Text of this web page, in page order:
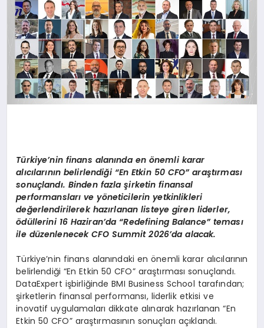
Türkiye’nin finans alanında en önemli karar
alıcılarının belirlendiği “En Etkin 50 CFO” araştırması
sonuçlandı. Binden fazla şirketin finansal
performansları ve yöneticilerin yetkinlikleri
değerlendirilerek hazırlanan listeye giren liderler,
ödüllerini 16 Haziran’da “Redefining Balance” teması
ile düzenlenecek CFO Summit 2026’da alacak.
Türkiye’nin finans alanındaki en önemli karar alıcılarının
belirlendiği “En Etkin 50 CFO” araştırması sonuçlandı.
DataExpert işbirliğinde BMI Business School tarafından;
şirketlerin finansal performansı, liderlik etkisi ve
inovatif uygulamaları dikkate alınarak hazırlanan “En
Etkin 50 CFO” araştırmasının sonuçları açıklandı.